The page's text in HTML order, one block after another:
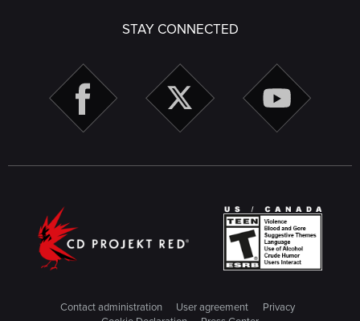
STAY CONNECTED
Contact administration User agreement
Privacy